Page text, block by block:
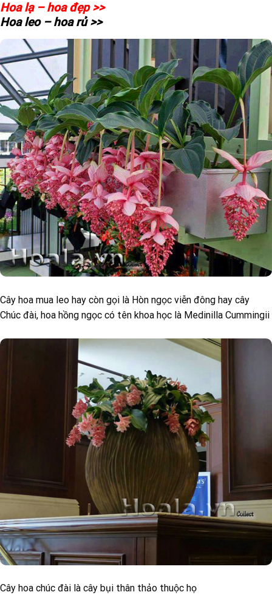
Hoa lạ – hoa đẹp >>
Hoa leo – hoa rủ >>
Cây hoa mua leo hay còn gọi là Hòn ngọc viễn đông hay cây
Chúc đài, hoa hồng ngọc có tên khoa học là Medinilla Cummingii
Cây hoa chúc đài là cây bụi thân thảo thuộc họ